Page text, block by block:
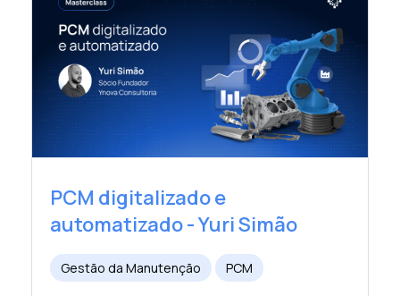
PCM digitalizado e
automatizado - Yuri Simão
Gestão da Manutenção PCM